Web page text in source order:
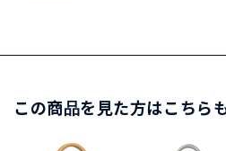
この商品を見た方はこちら